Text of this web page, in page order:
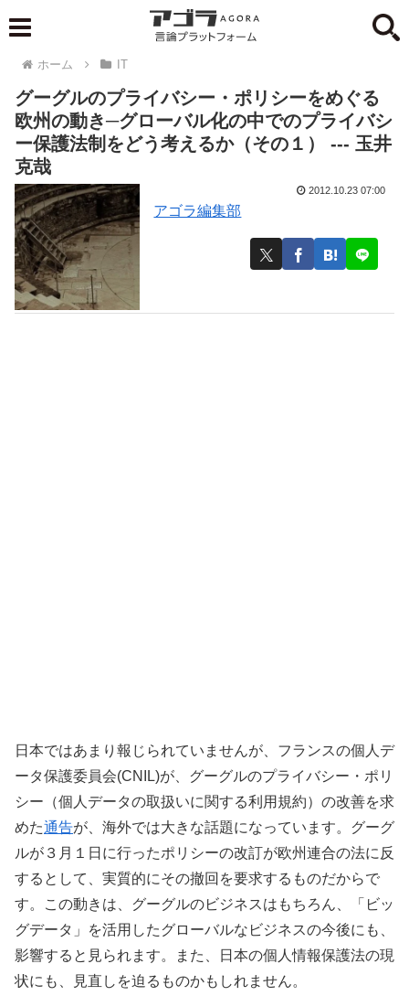
ホーム IT
グーグルのプライバシー・ポリシーをめぐる
欧州の動き─グローバル化の中でのプライバシ
ー保護法制をどう考えるか（その１） --- 玉井
克哉
アゴラ編集部
2012.10.23 07:00
日本ではあまり報じられていませんが、フランスの個人デ
ータ保護委員会(CNIL)が、グーグルのプライバシー・ポリ
シー（個人データの取扱いに関する利用規約）の改善を求
めた通告が、海外では大きな話題になっています。グーグ
ルが３月１日に行ったポリシーの改訂が欧州連合の法に反
するとして、実質的にその撤回を要求するものだからで
す。この動きは、グーグルのビジネスはもちろん、「ビッ
グデータ」を活用したグローバルなビジネスの今後にも、
影響すると見られます。また、日本の個人情報保護法の現
状にも、見直しを迫るものかもしれません。